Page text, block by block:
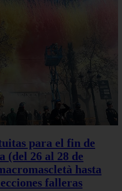
para el fin de
(del 26 al 28 de
hasta
falleras